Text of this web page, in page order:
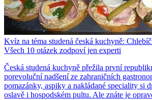
Kvíz na téma studená česká kuchyně:
Všech 10 otázek zodpoví jen experti
Česká studená kuchyně přežila první
porevoluční nadšení ze zahraničních
pomazánky, aspiky a nakládané speciality si
oslavě i hospodském pultu. Ale znáte je